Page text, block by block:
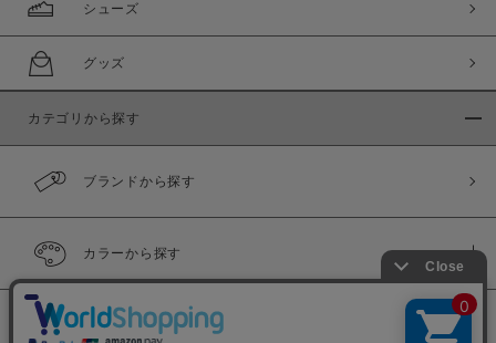
シューズ
グッズ
カテゴリから探す
ブランドから探す
カラーから探す
履き比べ可能商品